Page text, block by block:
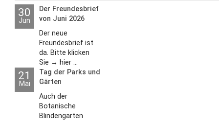
30
Jun
Der Freundesbrief
von Juni 2026
Der neue
Freundesbrief ist
da. Bitte klicken
Sie → hier ...
21
Mai
Tag der Parks und
Gärten
Auch der
Botanische
Blindengarten